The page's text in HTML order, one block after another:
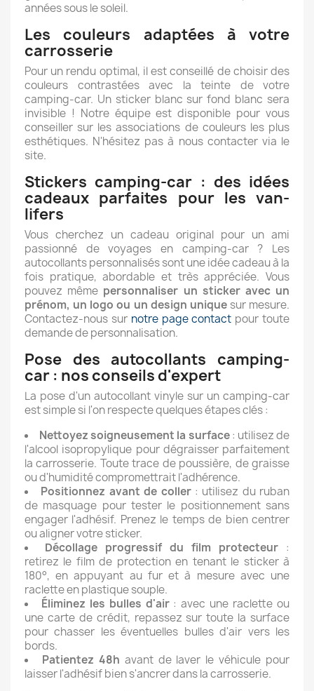
années sous le soleil.
Les couleurs adaptées à votre
carrosserie
Pour un rendu optimal, il est conseillé de choisir des
couleurs contrastées avec la teinte de votre
camping-car. Un sticker blanc sur fond blanc sera
invisible ! Notre équipe est disponible pour vous
conseiller sur les associations de couleurs les plus
esthétiques. N'hésitez pas à nous contacter via le
site.
Stickers camping-car : des idées
cadeaux parfaites pour les van-
lifers
Vous cherchez un cadeau original pour un ami
passionné de voyages en camping-car ? Les
autocollants personnalisés sont une idée cadeau à la
fois pratique, abordable et très appréciée. Vous
pouvez même personnaliser un sticker avec un
prénom, un logo ou un design uniquesur mesure.
Contactez-nous sur notre page contact pour toute
demande de personnalisation.
Pose des autocollants camping-
car : nos conseils d'expert
La pose d'un autocollant vinyle sur un camping-car
est simple si l'on respecte quelques étapes clés :
Nettoyez soigneusement la surface: utilisez de
l'alcool isopropylique pour dégraisser parfaitement
la carrosserie. Toute trace de poussière, de graisse
ou d'humidité compromettrait l'adhérence.
Positionnez avant de coller: utilisez du ruban
de masquage pour tester le positionnement sans
engager l'adhésif. Prenez le temps de bien centrer
ou aligner votre sticker.
Décollage progressif du film protecteur :
retirez le film de protection en tenant le sticker à
180°, en appuyant au fur et à mesure avec une
raclette en plastique souple.
Éliminez les bulles d'air: avec une raclette ou
une carte de crédit, repassez sur toute la surface
pour chasser les éventuelles bulles d'air vers les
bords.
Patientez 48h avant de laver le véhicule pour
laisser l'adhésif bien s'ancrer dans la carrosserie.